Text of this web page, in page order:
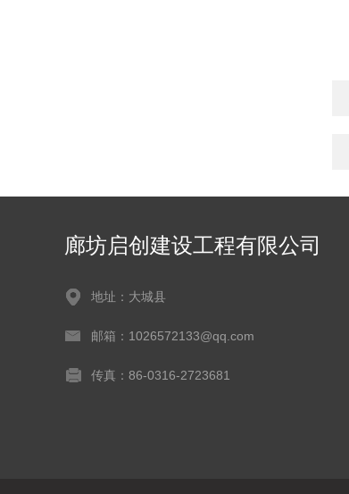
廊坊启创建设工程有限公司
地址：大城县
邮箱：1026572133@qq.com
传真：86-0316-2723681